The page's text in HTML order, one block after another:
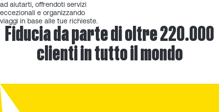
ad aiutarti, offrendoti servizi
eccezionali e organizzando
viaggi in base alle tue richieste.
Fiducia da parte di oltre 220.000
clienti in tutto il mondo